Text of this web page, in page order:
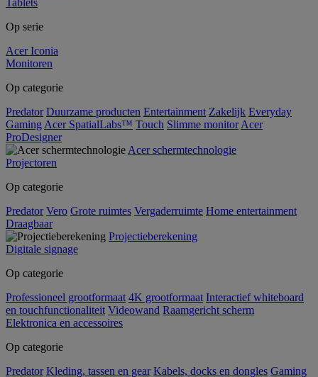
Tablets
Op serie
Acer Iconia
Monitoren
Op categorie
Predator Duurzame producten Entertainment Zakelijk Everyday
Gaming Acer SpatialLabs™ Touch Slimme monitor Acer
ProDesigner
Acer schermtechnologie
Projectoren
Op categorie
Predator Vero Grote ruimtes Vergaderruimte Home entertainment
Draagbaar
Projectieberekening
Digitale signage
Op categorie
Professioneel grootformaat 4K grootformaat Interactief whiteboard
en touchfunctionaliteit Videowand Raamgericht scherm
Elektronica en accessoires
Op categorie
Predator Kleding, tassen en gear Kabels, docks en dongles Gaming